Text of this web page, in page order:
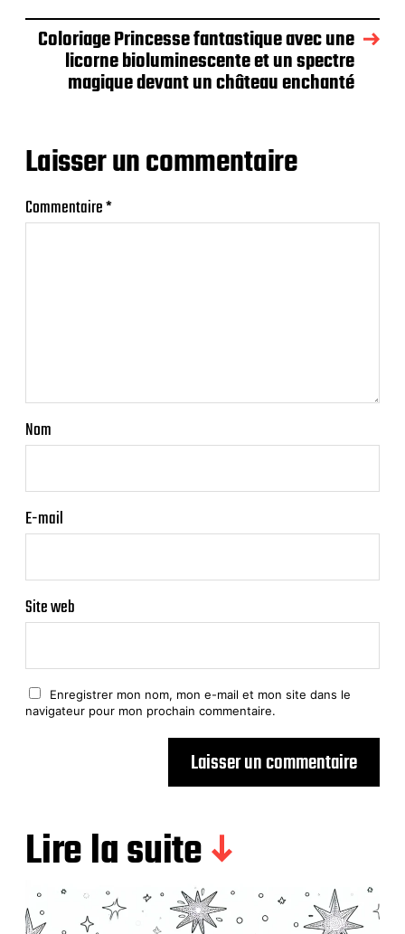
Coloriage Princesse fantastique avec une
licorne bioluminescente et un spectre
magique devant un château enchanté
Laisser un commentaire
Commentaire*
Nom
E-mail
Site web
Enregistrer mon nom, mon e-mail et mon site dans le
navigateur pour mon prochain commentaire.
Lire la suite